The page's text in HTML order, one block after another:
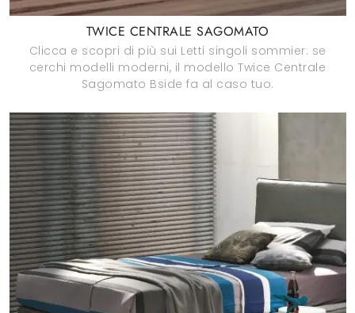
TWICE CENTRALE SAGOMATO
Clicca e scopri di più sui Letti singoli sommier: se
cerchi modelli moderni, il modello Twice Centrale
Sagomato Bside fa al caso tuo.